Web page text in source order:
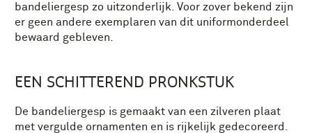
bandeliergesp zo uitzonderlijk. Voor zover bekend zijn
er geen andere exemplaren van dit uniformonderdeel
bewaard gebleven.
EEN SCHITTEREND PRONKSTUK
De bandeliergesp is gemaakt van een zilveren plaat
met vergulde ornamenten en is rijkelijk gedecoreerd.